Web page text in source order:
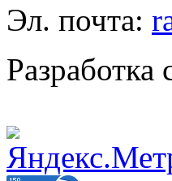
Эл. почта: